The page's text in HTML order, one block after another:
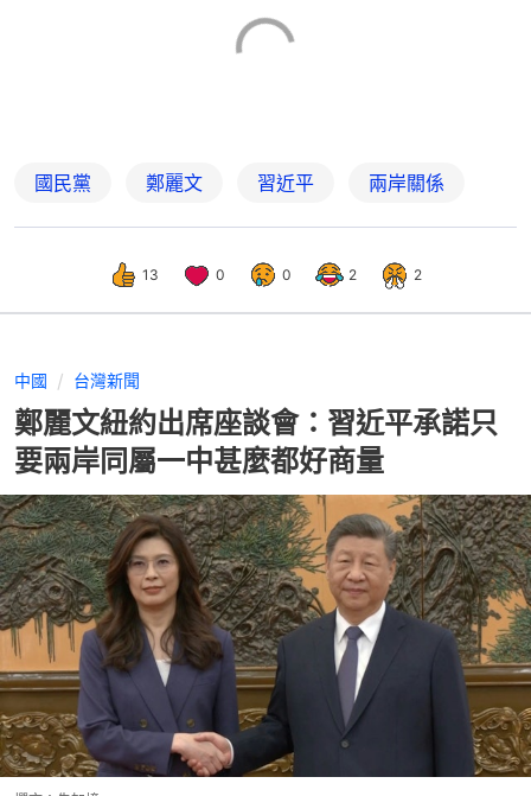
國民黨 鄭麗文 習近平 兩岸關係
13 0 0 2 2
中國 台灣新聞
鄭麗文紐約出席座談會：習近平承諾只
要兩岸同屬一中甚麼都好商量